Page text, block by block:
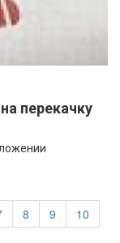
перекачку
8 9
10